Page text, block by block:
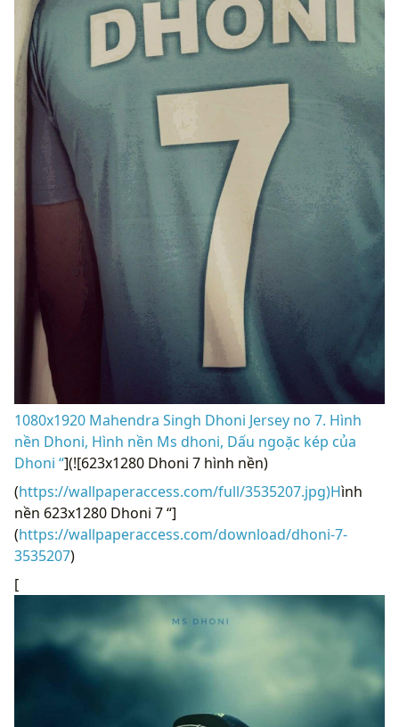
1080x1920 Mahendra Singh Dhoni Jersey no 7. Hình
nền Dhoni, Hình nền Ms dhoni, Dấu ngoặc kép của
Dhoni “](![623x1280 Dhoni 7 hình nền)
(https://wallpaperaccess.com/full/3535207.jpg)Hình
nền 623x1280 Dhoni 7 “]
(https://wallpaperaccess.com/download/dhoni-7-
3535207)
[